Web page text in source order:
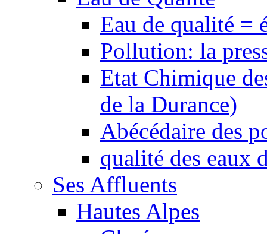
Eau de qualité =
Pollution: la
Etat Chimique
de la Durance)
Abécédaire des
qualité des eaux
Ses Affluents
Hautes Alpes